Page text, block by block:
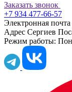
Заказать звонок
+7 934 477-66-57
Электронная почта
Адрес Сергиев
Режим работы: